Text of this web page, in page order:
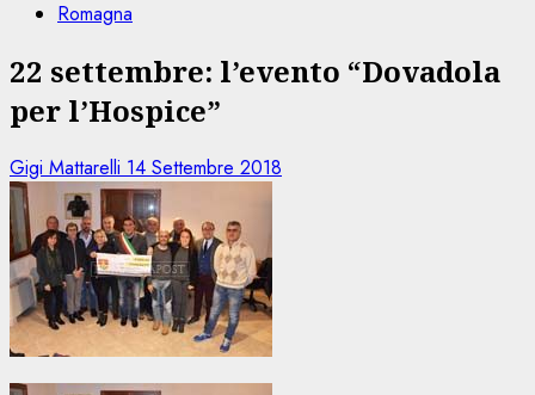
Romagna
22 settembre: l’evento “Dovadola
per l’Hospice”
Gigi Mattarelli 14 Settembre 2018